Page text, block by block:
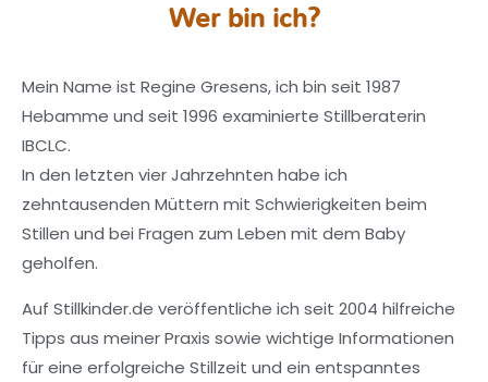
Wer bin ich?
Mein Name ist Regine Gresens, ich bin seit 1987
Hebamme und seit 1996 examinierte Stillberaterin
IBCLC.
In den letzten vier Jahrzehnten habe ich
zehntausenden Müttern mit Schwierigkeiten beim
Stillen und bei Fragen zum Leben mit dem Baby
geholfen.
Auf Stillkinder.de veröffentliche ich seit 2004 hilfreiche
Tipps aus meiner Praxis sowie wichtige Informationen
für eine erfolgreiche Stillzeit und ein entspanntes